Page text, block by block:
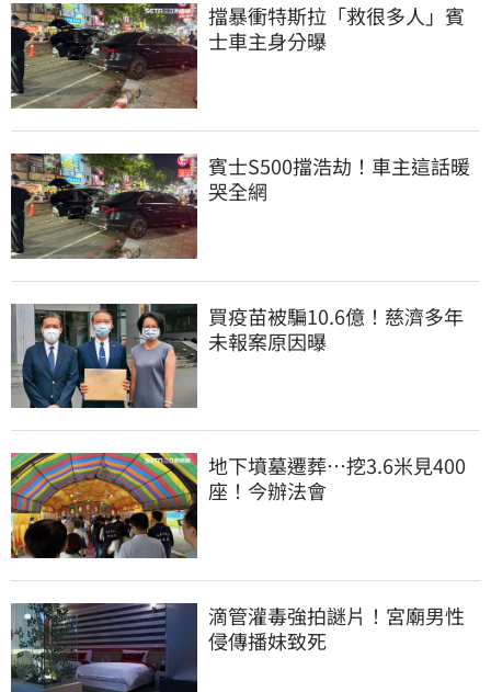
擋暴衝特斯拉「救很多人」賓
士車主身分曝
賓士S500擋浩劫！車主這話暖
哭全網
買疫苗被騙10.6億！慈濟多年
未報案原因曝
地下墳墓遷葬…挖3.6米見400
座！今辦法會
滴管灌毒強拍謎片！宮廟男性
侵傳播妹致死